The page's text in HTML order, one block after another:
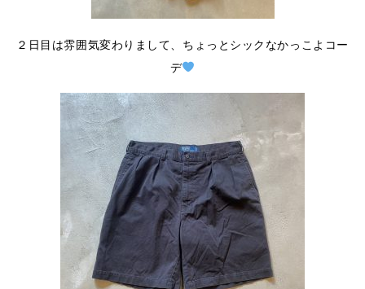
２日目は雰囲気変わりまして、ちょっとシックなかっこよコー
デ